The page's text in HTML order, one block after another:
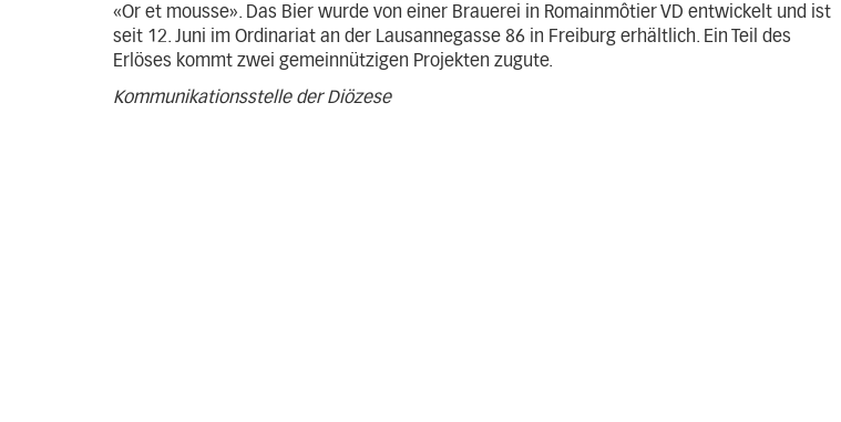
«Or et mousse». Das Bier wurde von einer Brauerei in Romainmôtier VD entwickelt und ist
seit 12. Juni im Ordinariat an der Lausannegasse 86 in Freiburg erhältlich. Ein Teil des
Erlöses kommt zwei gemeinnützigen Projekten zugute.
Kommunikationsstelle der Diözese